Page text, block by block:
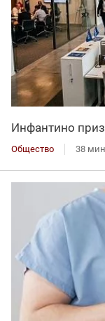
Инфантино
Общество 38